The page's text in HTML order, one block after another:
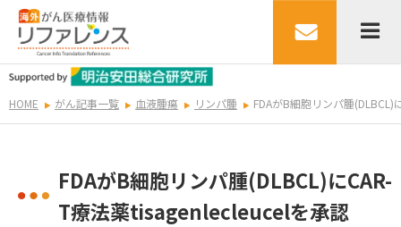
HOME がん記事一覧 血液腫瘍 リンパ腫 FDAがB細胞リンパ腫
FDAがB細胞リンパ腫(DLBCL)にCAR-
T療法薬tisagenlecleucelを承認